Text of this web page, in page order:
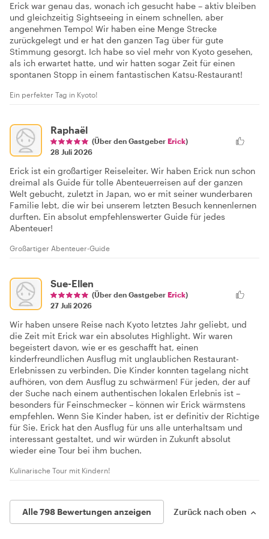
Erick war genau das, wonach ich gesucht habe – aktiv bleiben
und gleichzeitig Sightseeing in einem schnellen, aber
angenehmen Tempo! Wir haben eine Menge Strecke
zurückgelegt und er hat den ganzen Tag über für gute
Stimmung gesorgt. Ich habe so viel mehr von Kyoto gesehen,
als ich erwartet hatte, und wir hatten sogar Zeit für einen
spontanen Stopp in einem fantastischen Katsu-Restaurant!
Ein perfekter Tag in Kyoto!
Raphaël
(Über den Gastgeber Erick)
28 Juli 2026
Erick ist ein großartiger Reiseleiter. Wir haben Erick nun schon
dreimal als Guide für tolle Abenteuerreisen auf der ganzen
Welt gebucht, zuletzt in Japan, wo er mit seiner wunderbaren
Familie lebt, die wir bei unserem letzten Besuch kennenlernen
durften. Ein absolut empfehlenswerter Guide für jedes
Abenteuer!
Großartiger Abenteuer-Guide
Sue-Ellen
(Über den Gastgeber Erick)
27 Juli 2026
Wir haben unsere Reise nach Kyoto letztes Jahr geliebt, und
die Zeit mit Erick war ein absolutes Highlight. Wir waren
begeistert davon, wie er es geschafft hat, einen
kinderfreundlichen Ausflug mit unglaublichen Restaurant-
Erlebnissen zu verbinden. Die Kinder konnten tagelang nicht
aufhören, von dem Ausflug zu schwärmen! Für jeden, der auf
der Suche nach einem authentischen lokalen Erlebnis ist –
besonders für Feinschmecker – können wir Erick wärmstens
empfehlen. Wenn Sie Kinder haben, ist er definitiv der Richtige
für Sie. Erick hat den Ausflug für uns alle unterhaltsam und
interessant gestaltet, und wir würden in Zukunft absolut
wieder eine Tour bei ihm buchen.
Kulinarische Tour mit Kindern!
Alle 798 Bewertungen anzeigen Zurück nach oben